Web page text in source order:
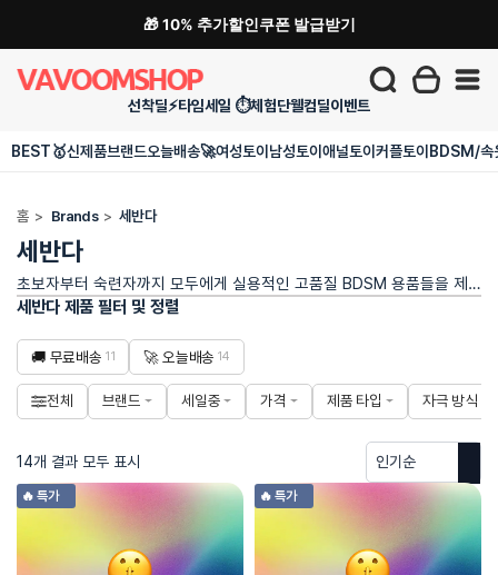
🎁 10% 추가할인쿠폰 발급받기
선착딜⚡타임세일 ⏱️체험단웰컴딜이벤트
BEST🥇신제품브랜드오늘배송🚀여성토이 남성토이 애널토이 커플토이 BDSM/속
홈 > Brands>세반다
세반다
초보자부터 숙련자까지 모두에게 실용적인 고품질 BDSM 용품들을 제공하는 브랜드 입니다.
세반다 제품 필터 및 정렬
🚚 무료배송 11 🚀 오늘배송 14
전체 브랜드 세일중 가격 제품 타입 자극 방식
14개 결과 모두 표시
🔥 특가 🔥 특가